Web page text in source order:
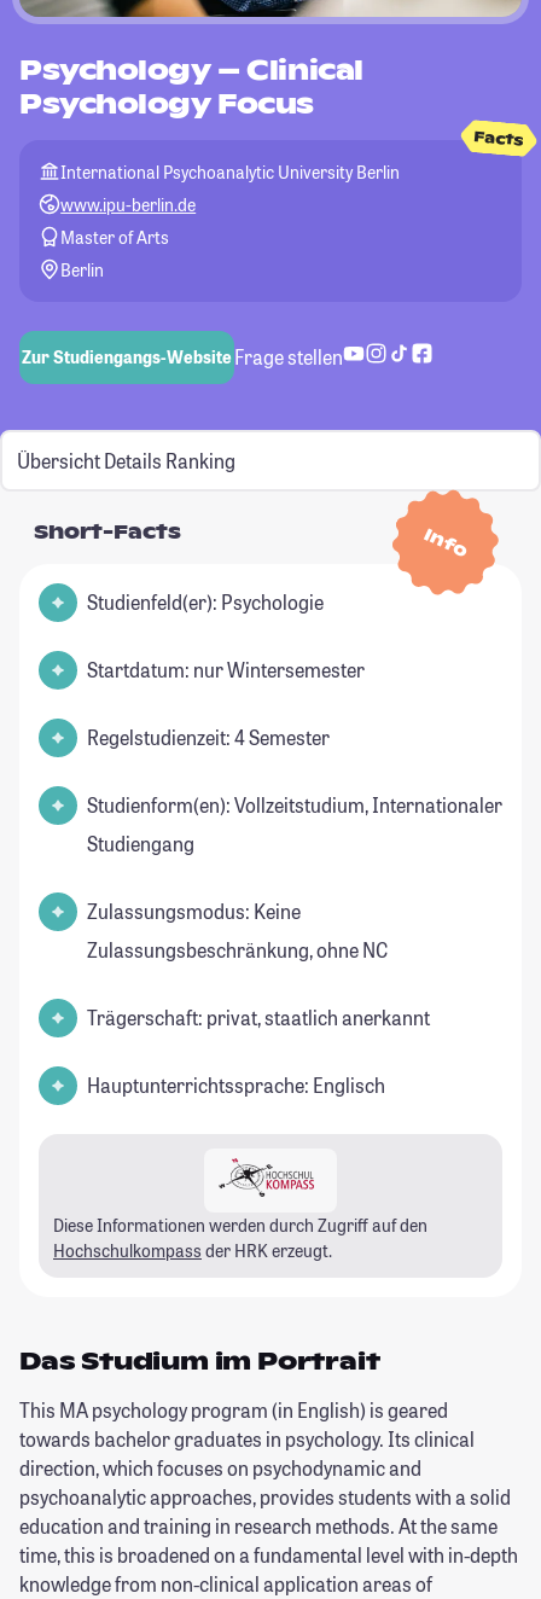
Psychology – Clinical
Psychology Focus
Facts
International Psychoanalytic University Berlin
www.ipu-berlin.de
Master of Arts
Berlin
Zur Studiengangs-WebsiteFrage stellen
Übersicht Details Ranking
Info
Short-Facts
Studienfeld(er): Psychologie
Startdatum: nur Wintersemester
Regelstudienzeit: 4 Semester
Studienform(en): Vollzeitstudium, Internationaler
Studiengang
Zulassungsmodus: Keine
Zulassungsbeschränkung, ohne NC
Trägerschaft: privat, staatlich anerkannt
Hauptunterrichtssprache: Englisch
Diese Informationen werden durch Zugriff auf den
Hochschulkompass der HRK erzeugt.
Das Studium im Portrait
This MA psychology program (in English) is geared
towards bachelor graduates in psychology. Its clinical
direction, which focuses on psychodynamic and
psychoanalytic approaches, provides students with a solid
education and training in research methods. At the same
time, this is broadened on a fundamental level with in-depth
knowledge from non-clinical application areas of